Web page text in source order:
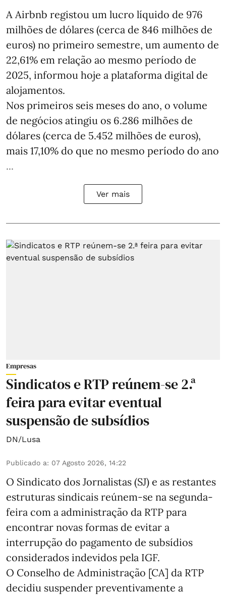
A Airbnb registou um lucro líquido de 976
milhões de dólares (cerca de 846 milhões de
euros) no primeiro semestre, um aumento de
22,61% em relação ao mesmo período de
2025, informou hoje a plataforma digital de
alojamentos.
Nos primeiros seis meses do ano, o volume
de negócios atingiu os 6.286 milhões de
dólares (cerca de 5.452 milhões de euros),
mais 17,10% do que no mesmo período do ano
...
Ver mais
Empresas
Sindicatos e RTP reúnem-se 2.ª
feira para evitar eventual
suspensão de subsídios
DN/Lusa
Publicado a: 07 Agosto 2026, 14:22
O Sindicato dos Jornalistas (SJ) e as restantes
estruturas sindicais reúnem-se na segunda-
feira com a administração da RTP para
encontrar novas formas de evitar a
interrupção do pagamento de subsídios
considerados indevidos pela IGF.
O Conselho de Administração [CA] da RTP
decidiu suspender preventivamente a